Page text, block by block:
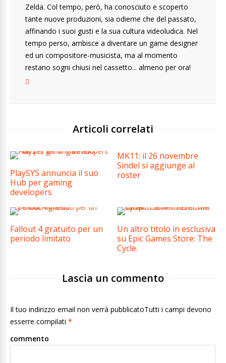
Zelda. Col tempo, però, ha conosciuto e scoperto
tante nuove produzioni, sia odierne che del passato,
affinando i suoi gusti e la sua cultura videoludica. Nel
tempo perso, ambisce a diventare un game designer
ed un compositore-musicista, ma al momento
restano sogni chiusi nel cassetto... almeno per ora!
Articoli correlati
PlaySYS annuncia il suo
Hub per gaming
developers
MK11: il 26 novembre
Sindel si aggiunge al
roster
Fallout 4 gratuito per un
periodo limitato
Un altro titolo in esclusiva
su Epic Games Store: The
Cycle.
Lascia un commento
Il tuo indirizzo email non verrà pubblicatoTutti i campi devono
esserre compilati *
commento